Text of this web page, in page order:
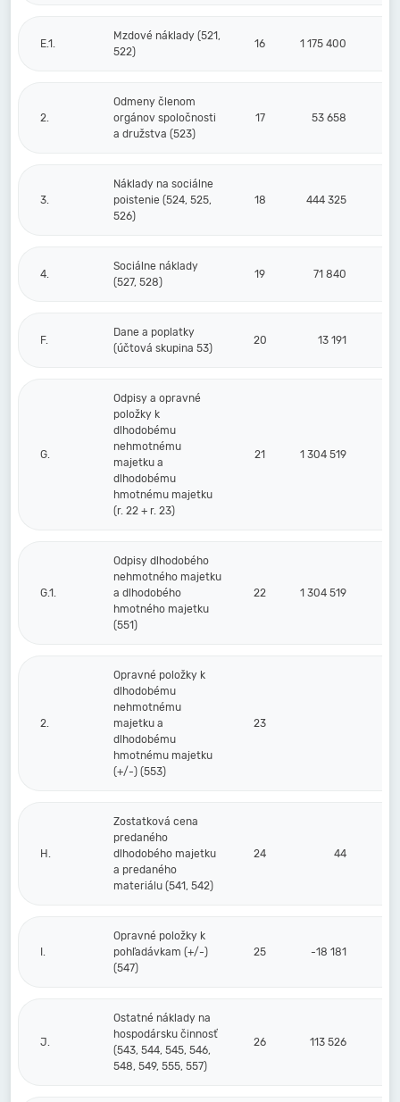
E.1.
Mzdové náklady (521,
522)
16 1 175 400
2.
Odmeny členom
orgánov spoločnosti
a družstva (523)
17 53 658
3.
Náklady na sociálne
poistenie (524, 525,
526)
18 444 325
4.
Sociálne náklady
(527, 528)
19 71 840
F.
Dane a poplatky
(účtová skupina 53)
20 13 191
G.
Odpisy a opravné
položky k
dlhodobému
nehmotnému
majetku a
dlhodobému
hmotnému majetku
(r. 22 + r. 23)
21 1 304 519
G.1.
Odpisy dlhodobého
nehmotného majetku
a dlhodobého
hmotného majetku
(551)
22 1 304 519
2.
Opravné položky k
dlhodobému
nehmotnému
majetku a
dlhodobému
hmotnému majetku
(+/-) (553)
23
H.
Zostatková cena
predaného
dlhodobého majetku
a predaného
materiálu (541, 542)
24 44
I.
Opravné položky k
pohľadávkam (+/-)
(547)
25 -18 181
J.
Ostatné náklady na
hospodársku činnosť
(543, 544, 545, 546,
548, 549, 555, 557)
26 113 526